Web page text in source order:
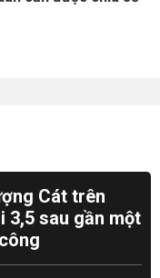
Cát trên
3,5 sau gần một